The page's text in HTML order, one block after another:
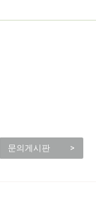
문의게시판 >